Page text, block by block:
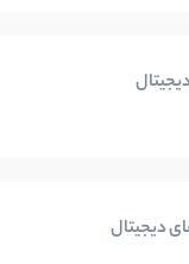
دیجیتال